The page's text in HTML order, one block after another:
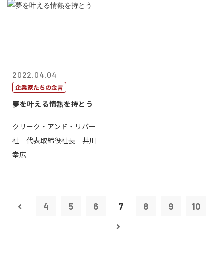
2022.04.04
企業家たちの金言
夢を叶える情熱を持とう
クリーク・アンド・リバー
社 代表取締役社長 井川
幸広
4 5 6 7 8 9 10